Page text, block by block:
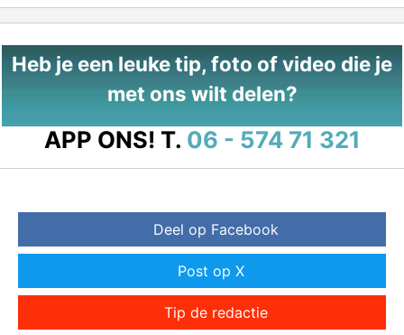
Heb je een leuke tip, foto of video die je
met ons wilt delen?
APP ONS! T. 06 - 574 71 321
Deel op Facebook
Post op X
Tip de redactie